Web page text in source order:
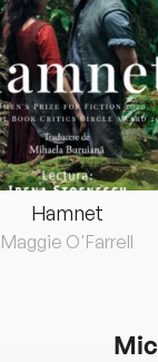
Hamnet
Maggie O'Farrell